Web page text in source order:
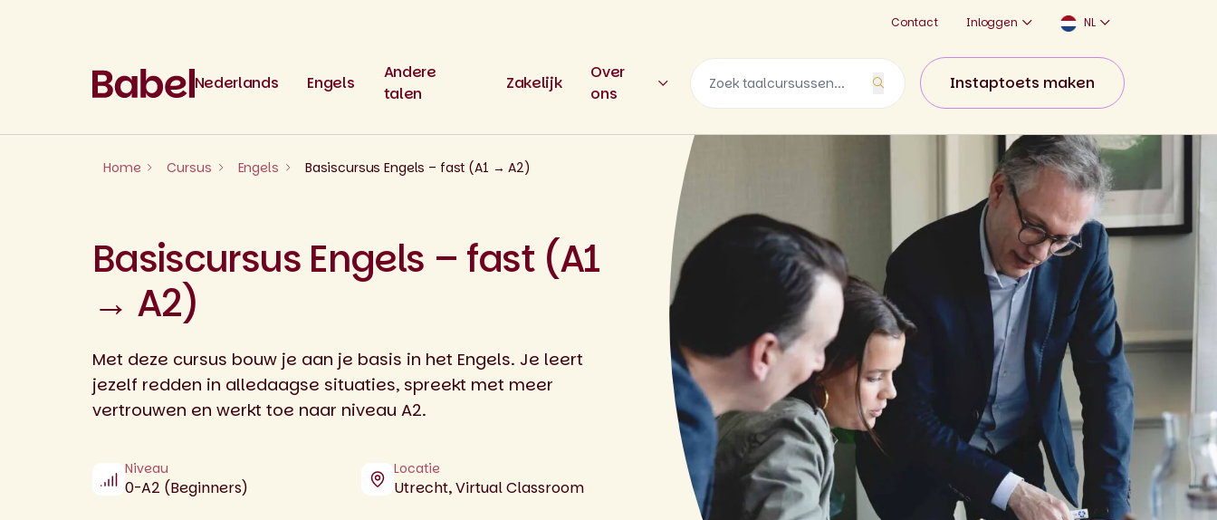
Contact Inloggen NL
Nederlands Engels
Andere
talen
Zakelijk
Over
ons
Instaptoets maken
Home Cursus Engels Basiscursus Engels – fast (A1 → A2)
Basiscursus Engels – fast (A1
→ A2)
Met deze cursus bouw je aan je basis in het Engels. Je leert
jezelf redden in alledaagse situaties, spreekt met meer
vertrouwen en werkt toe naar niveau A2.
Niveau
0-A2 (Beginners)
Locatie
Utrecht, Virtual Classroom